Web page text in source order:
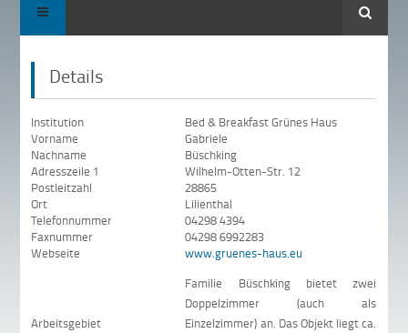
Suche
Details
Institution
Bed & Breakfast Grünes Haus
Vorname
Gabriele
Nachname
Büschking
Adresszeile 1
Wilhelm-Otten-Str. 12
Postleitzahl
28865
Ort
Lilienthal
Telefonnummer
04298 4394
Faxnummer
04298 6992283
Webseite
www.gruenes-haus.eu
Arbeitsgebiet
Familie Büschking bietet zwei
Doppelzimmer (auch als
Einzelzimmer) an. Das Objekt liegt ca.